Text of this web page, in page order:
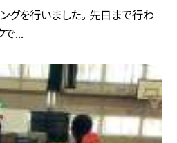
グを行いました。 先日まで行わ
で...